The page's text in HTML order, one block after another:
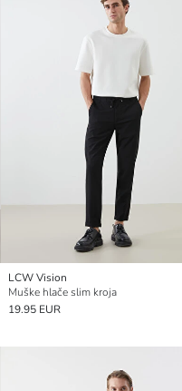
LCW Vision
Muške hlače slim kroja
19.95 EUR